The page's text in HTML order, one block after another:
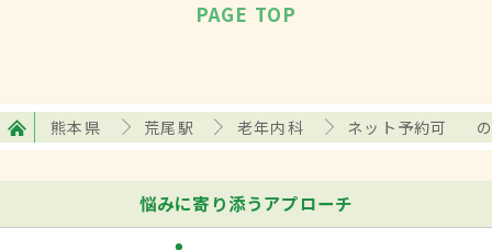
PAGE TOP
熊本県 荒尾駅 老年内科 ネット予約可
悩みに寄り添うアプローチ